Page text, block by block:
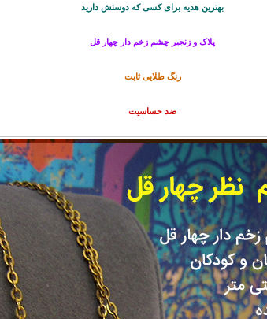
بهترین هدیه برای کسی که دوستش دارید
پلاک و زنجیر چشم زخم دار چهار قل
رنگ طلایی ثابت
ضد حساسیت